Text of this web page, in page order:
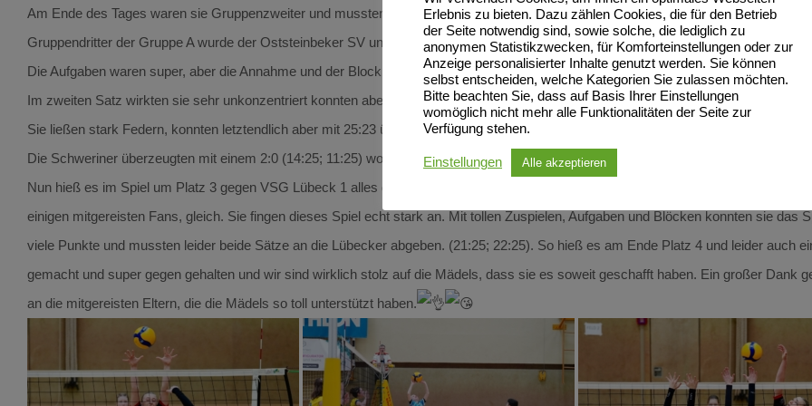
Am Ende des Tages waren sie Gruppenzweiter und mussten im Kreuzvergleich am nächsten Tag gegen den Gruppendritten der
Gruppendritter der Gruppe A wurde der Oststeinbeker SV und somit ihr erster Gegner an diesem zweiten Tag. Sie hatten einen
Die Aufgaben waren super, aber die Annahme und der Block schienen noch ausbaufähig. Der Angriff war jedoch das was die
Im zweiten Satz wirkten sie sehr unkonzentriert konnten aber auch hier wieder mit guten Aufgaben überzeugen. Sie machten es
Sie ließen stark Federn, konnten letztendlich aber mit 25:23 überzeugen und in das Halbfinale gegen den Schweriner SC einziehen.
Die Schweriner überzeugten mit einem 2:0 (14:25; 11:25) wobei die Mädels aber zeitweise gut mithalten konnten und einen tollen
Nun hieß es im Spiel um Platz 3 gegen VSG Lübeck 1 alles geben. Sie zeigten noch einmal alles und die Stimmung im Fanblock
einigen mitgereisten Fans, gleich. Sie fingen dieses Spiel echt stark an. Mit tollen Zuspielen, Aufgaben und Blöcken konnten sie das
viele Punkte und mussten leider beide Sätze an die Lübecker abgeben. (21:25; 22:25). So hieß es am Ende Platz 4 und leider auch
gemacht und super gegen gehalten und wir sind wirklich stolz auf die Mädels, dass sie es soweit geschafft haben. Ein großer Dank
an die mitgereisten Eltern, die die Mädels so toll unterstützt haben.
Erlebnis zu bieten. Dazu zählen Cookies, die für den Betrieb
der Seite notwendig sind, sowie solche, die lediglich zu
anonymen Statistikzwecken, für Komforteinstellungen oder zur
Anzeige personalisierter Inhalte genutzt werden. Sie können
selbst entscheiden, welche Kategorien Sie zulassen möchten.
Bitte beachten Sie, dass auf Basis Ihrer Einstellungen
womöglich nicht mehr alle Funktionalitäten der Seite zur
Verfügung stehen.
Einstellungen Alle akzeptieren